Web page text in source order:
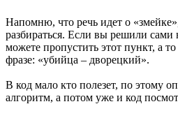
Напомню, что речь идет о
разбираться. Если вы решили сами
можете пропустить этот пункт, а
фразе: «убийца – дворецкий».
В код мало кто полезет, по этому
алгоритм, а потом уже и код